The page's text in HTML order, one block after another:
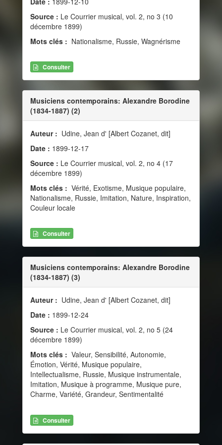
Source : Le Courrier musical, vol. 2, no 3 (10
décembre 1899)
Mots clés : Nationalisme, Russie, Wagnérisme
Consulter
Musiciens contemporains: Alexandre Borodine
(1834-1887) (2)
Auteur : Udine, Jean d' [Albert Cozanet, dit]
Date : 1899-12-17
Source : Le Courrier musical, vol. 2, no 4 (17
décembre 1899)
Mots clés : Vérité, Exotisme, Musique populaire,
Nationalisme, Russie, Imitation, Nature, Inspiration,
Couleur locale
Consulter
Musiciens contemporains: Alexandre Borodine
(1834-1887) (3)
Auteur : Udine, Jean d' [Albert Cozanet, dit]
Date : 1899-12-24
Source : Le Courrier musical, vol. 2, no 5 (24
décembre 1899)
Mots clés : Valeur, Sensibilité, Autonomie,
Émotion, Vérité, Musique populaire,
Intellectualisme, Russie, Musique instrumentale,
Imitation, Musique à programme, Musique pure,
Charme, Variété, Grandeur, Sentimentalité
Consulter